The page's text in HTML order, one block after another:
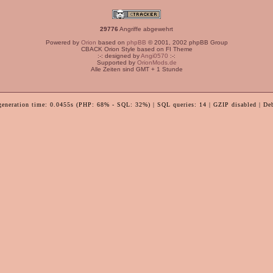
29776 Angriffe abgewehrt
Powered by Orion based on phpBB © 2001, 2002 phpBB Group
CBACK Orion Style based on FI Theme
:-: designed byAngi0570 :-:
Supported by OrionMods.de
Alle Zeiten sind GMT + 1 Stunde
time: 0.0455s (PHP: 68% - SQL: 32%) | SQL queries: 14 | GZIP disabled |